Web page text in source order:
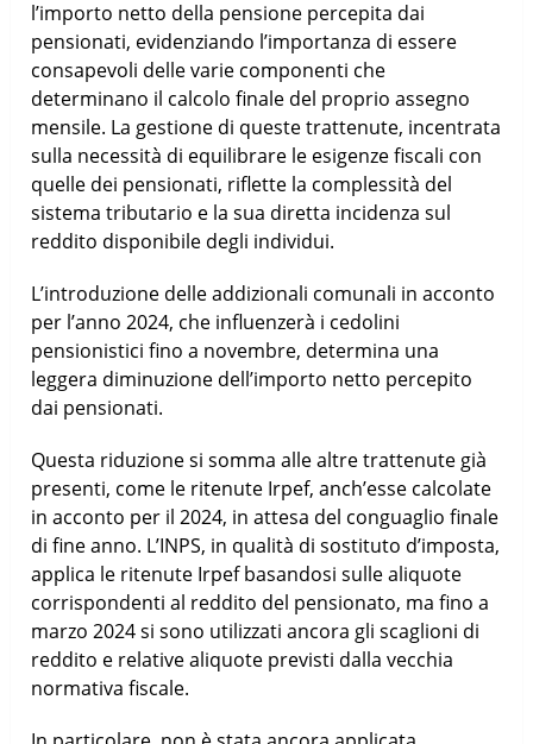
l’importo netto della pensione percepita dai
pensionati, evidenziando l’importanza di essere
consapevoli delle varie componenti che
determinano il calcolo finale del proprio assegno
mensile. La gestione di queste trattenute, incentrata
sulla necessità di equilibrare le esigenze fiscali con
quelle dei pensionati, riflette la complessità del
sistema tributario e la sua diretta incidenza sul
reddito disponibile degli individui.
L’introduzione delle addizionali comunali in acconto
per l’anno 2024, che influenzerà i cedolini
pensionistici fino a novembre, determina una
leggera diminuzione dell’importo netto percepito
dai pensionati.
Questa riduzione si somma alle altre trattenute già
presenti, come le ritenute Irpef, anch’esse calcolate
in acconto per il 2024, in attesa del conguaglio finale
di fine anno. L’INPS, in qualità di sostituto d’imposta,
applica le ritenute Irpef basandosi sulle aliquote
corrispondenti al reddito del pensionato, ma fino a
marzo 2024 si sono utilizzati ancora gli scaglioni di
reddito e relative aliquote previsti dalla vecchia
normativa fiscale.